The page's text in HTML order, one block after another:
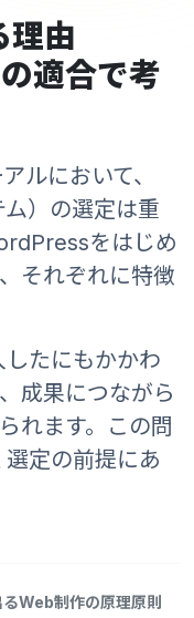
理由
適合で考
ルにおいて、
）の選定は重
をはじめ
それぞれに特徴
たにもかかわ
成果につながら
れます。この問
定の前提にあ
Web制作の原理原則